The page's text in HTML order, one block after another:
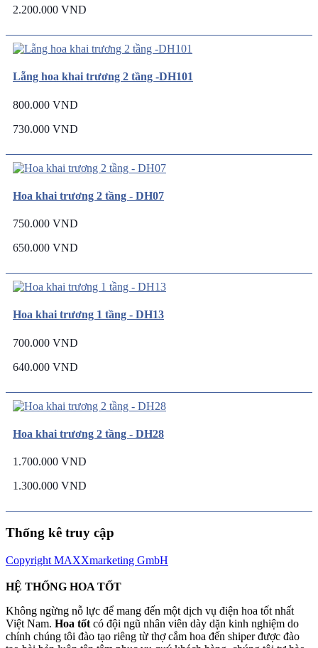
2.200.000 VND
Lẵng hoa khai trương 2 tầng -DH101
800.000 VND
730.000 VND
Hoa khai trương 2 tầng - DH07
750.000 VND
650.000 VND
Hoa khai trương 1 tầng - DH13
700.000 VND
640.000 VND
Hoa khai trương 2 tầng - DH28
1.700.000 VND
1.300.000 VND
Thống kê truy cập
Copyright MAXXmarketing GmbH
HỆ THỐNG HOA TỐT
Không ngừng nỗ lực để mang đến một dịch vụ điện hoa tốt nhất
Việt Nam. Hoa tốt có đội ngũ nhân viên dày dặn kinh nghiệm do
chính chúng tôi đào tạo riêng từ thợ cắm hoa đến shiper được đào